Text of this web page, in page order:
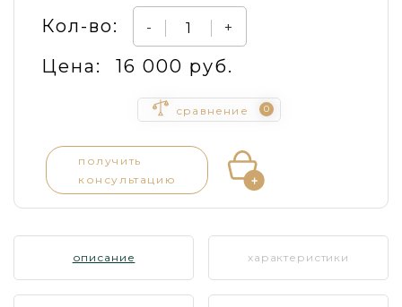
Кол-во: - +
Цена: 16 000 руб.
сравнение 0
получить
консультацию
описание характеристики